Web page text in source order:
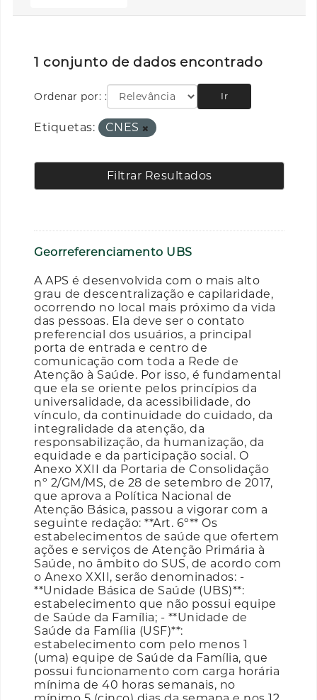
1 conjunto de dados encontrado
Ordenar por: Ir
Etiquetas: CNES
Filtrar Resultados
Georreferenciamento UBS
A APS é desenvolvida com o mais alto
grau de descentralização e capilaridade,
ocorrendo no local mais próximo da vida
das pessoas. Ela deve ser o contato
preferencial dos usuários, a principal
porta de entrada e centro de
comunicação com toda a Rede de
Atenção à Saúde. Por isso, é fundamental
que ela se oriente pelos princípios da
universalidade, da acessibilidade, do
vínculo, da continuidade do cuidado, da
integralidade da atenção, da
responsabilização, da humanização, da
equidade e da participação social. O
Anexo XXII da Portaria de Consolidação
nº 2/GM/MS, de 28 de setembro de 2017,
que aprova a Política Nacional de
Atenção Básica, passou a vigorar com a
seguinte redação: **Art. 6º** Os
estabelecimentos de saúde que ofertem
ações e serviços de Atenção Primária à
Saúde, no âmbito do SUS, de acordo com
o Anexo XXII, serão denominados: -
**Unidade Básica de Saúde (UBS)**:
estabelecimento que não possui equipe
de Saúde da Família; - **Unidade de
Saúde da Família (USF)**:
estabelecimento com pelo menos 1
(uma) equipe de Saúde da Família, que
possui funcionamento com carga horária
mínima de 40 horas semanais, no